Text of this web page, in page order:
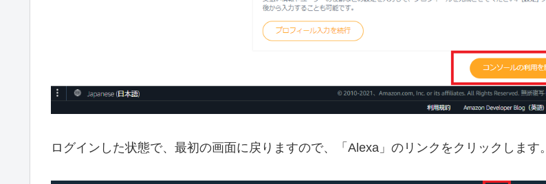
ログインした状態で、最初の画面に戻りますので、「Alexa」のリンクをクリックします。